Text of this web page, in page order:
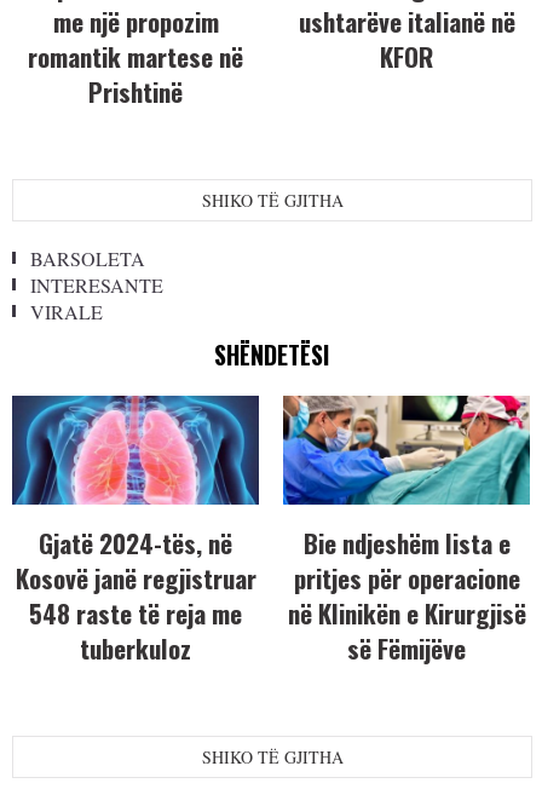
me një propozim
romantik martese në
Prishtinë
ushtarëve italianë në
KFOR
SHIKO TË GJITHA
BARSOLETA
INTERESANTE
VIRALE
SHËNDETËSI
Gjatë 2024-tës, në
Kosovë janë regjistruar
548 raste të reja me
tuberkuloz
Bie ndjeshëm lista e
pritjes për operacione
në Klinikën e Kirurgjisë
së Fëmijëve
SHIKO TË GJITHA